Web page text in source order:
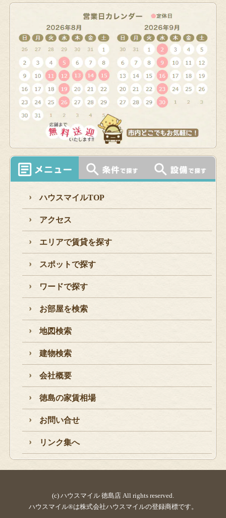
ハウスマイルTOP
アクセス
エリアで賃貸を探す
スポットで探す
ワードで探す
お部屋を検索
地図検索
建物検索
会社概要
徳島の家賃相場
お問い合せ
リンク集へ
(c) ハウスマイル 徳島店 All rights reserved.
ハウスマイル®は株式会社ハウスマイルの登録商標です。